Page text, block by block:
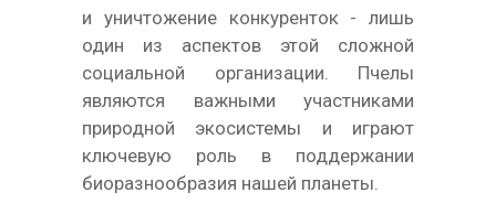
и уничтожение конкуренток - лишь
один из аспектов этой сложной
социальной организации. Пчелы
являются важными участниками
природной экосистемы и играют
ключевую роль в поддержании
биоразнообразия нашей планеты.